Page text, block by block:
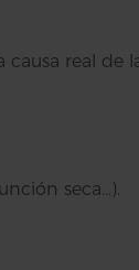
causa real de
seca…).